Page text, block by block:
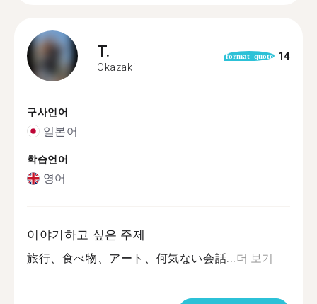
T.
Okazaki
format_quote 14
구사언어
일본어
학습언어
영어
이야기하고 싶은 주제
旅行、食べ物、アート、何気ない会話...더 보기